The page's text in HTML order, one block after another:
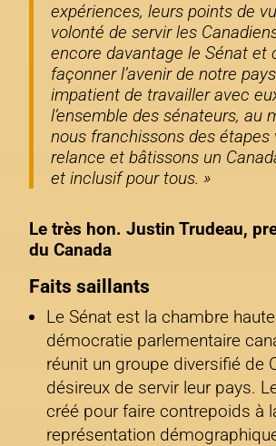
expériences, leurs points de
volonté de servir les
encore davantage le Sénat et
façonner l’avenir de notre
impatient de travailler avec
l’ensemble des sénateurs, au
nous franchissons des étapes
relance et bâtissons un
et inclusif pour tous. »
Le très hon. Justin Trudeau,
du Canada
Faits saillants
Le Sénat est la chambre
démocratie parlementaire
réunit un groupe diversifié de
désireux de servir leur pays.
créé pour faire contrepoids à
représentation